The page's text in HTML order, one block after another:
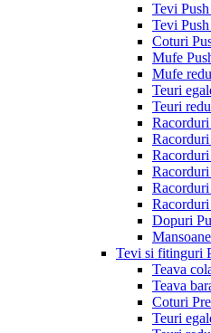
Tevi
Tevi
Coturi
Mufe
Mufe
Teuri
Teuri
Racorduri
Racorduri
Racorduri
Racorduri
Dopuri
Tevi si fitinguri
Teava
Teava
Coturi
Teuri